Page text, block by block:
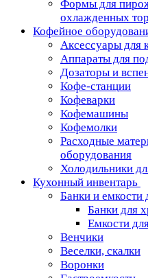
Формы для
охлажденных
Кофейное
Аксессуары для
Аппараты для
Дозаторы и
Кофе-станции
Кофеварки
Кофемашины
Кофемолки
Расходные
оборудования
Холодильники
Кухонный инвентарь
Банки и емкости
Банки для
Емкости
Венчики
Веселки, скалки
Воронки